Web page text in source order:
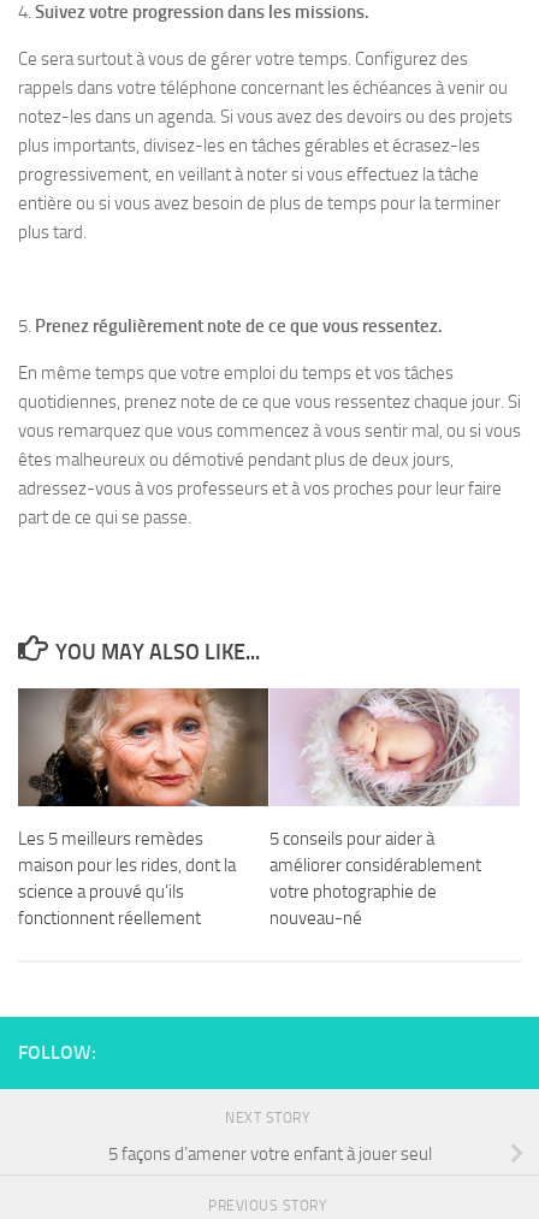
4. Suivez votre progression dans les missions.
Ce sera surtout à vous de gérer votre temps. Configurez des
rappels dans votre téléphone concernant les échéances à venir ou
notez-les dans un agenda. Si vous avez des devoirs ou des projets
plus importants, divisez-les en tâches gérables et écrasez-les
progressivement, en veillant à noter si vous effectuez la tâche
entière ou si vous avez besoin de plus de temps pour la terminer
plus tard.
5. Prenez régulièrement note de ce que vous ressentez.
En même temps que votre emploi du temps et vos tâches
quotidiennes, prenez note de ce que vous ressentez chaque jour. Si
vous remarquez que vous commencez à vous sentir mal, ou si vous
êtes malheureux ou démotivé pendant plus de deux jours,
adressez-vous à vos professeurs et à vos proches pour leur faire
part de ce qui se passe.
YOU MAY ALSO LIKE...
Les 5 meilleurs remèdes
maison pour les rides, dont la
science a prouvé qu’ils
fonctionnent réellement
5 conseils pour aider à
améliorer considérablement
votre photographie de
nouveau-né
FOLLOW:
NEXT STORY
5 façons d’amener votre enfant à jouer seul
PREVIOUS STORY